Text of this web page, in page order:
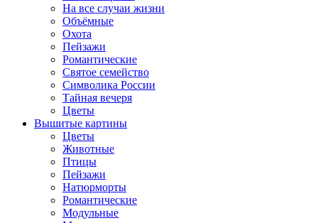
На все случаи жизни
Объёмные
Охота
Пейзажи
Романтические
Святое семейство
Символика России
Тайная вечеря
Цветы
Вышитые картины
Цветы
Животные
Птицы
Пейзажи
Натюрморты
Романтические
Модульные